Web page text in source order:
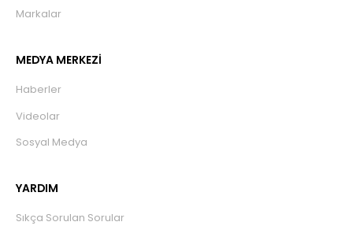
Markalar
MEDYA MERKEZİ
Haberler
Videolar
Sosyal Medya
YARDIM
Sıkça Sorulan Sorular